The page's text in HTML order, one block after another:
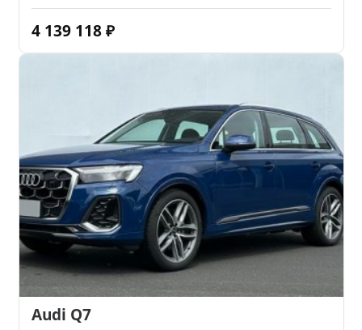
4 139 118 ₽
Audi Q7